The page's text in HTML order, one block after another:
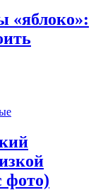
«яблоко»:
фото)